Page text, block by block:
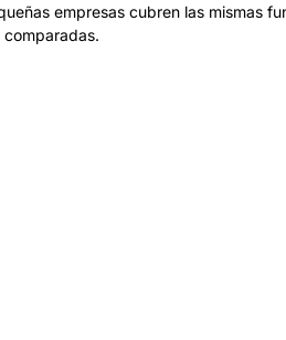
empresas cubren las mismas